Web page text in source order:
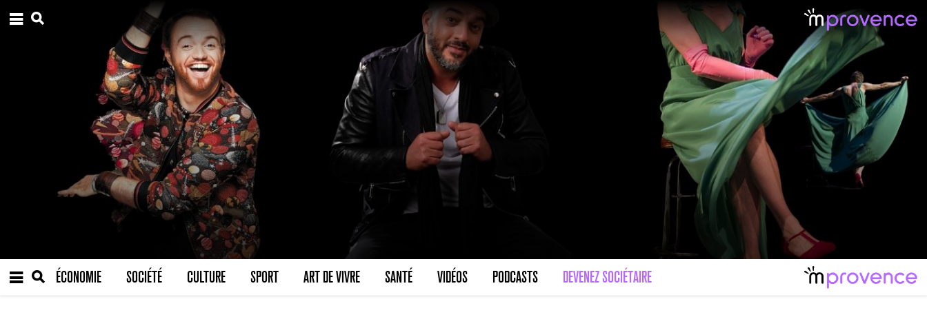
ÉCONOMIE SOCIÉTÉ CULTURE SPORT ART DE VIVRE SANTÉ VIDÉOS PODCASTS DEVENEZ SOCIÉTAIRE